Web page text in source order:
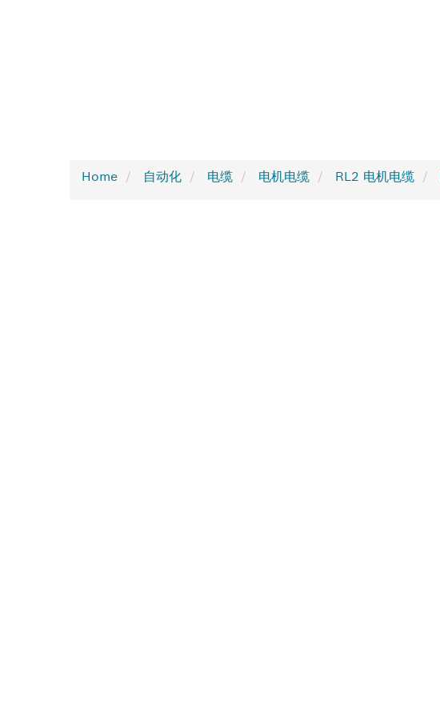
Home 自动化 电缆 电机电缆 RL2 电机电缆